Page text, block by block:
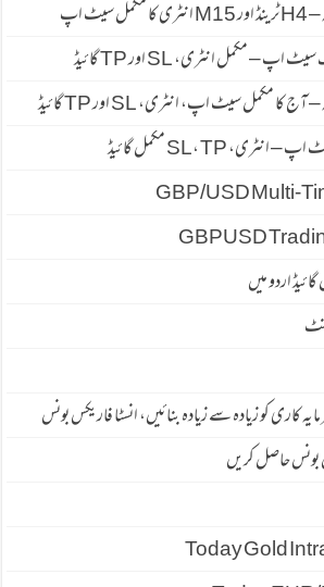
GBP/USD Multi-
GBPUSD
اردو میں
Today Gold